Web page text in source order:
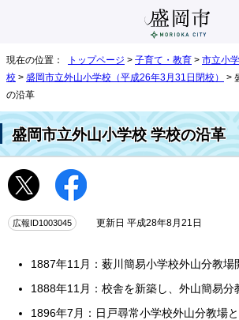
現在の位置： トップページ > 子育て・教育 > 市立小
校 > 盛岡市立外山小学校（平成26年3月31日閉校）
>
の沿革
盛岡市立外山小学校 学校の沿革
広報ID1003045 更新日 平成28年8月21日
1887年11月：薮川簡易小学校外山分教場
1888年11月：校舎を新築し、外山簡易分
1896年7月：日戸尋常小学校外山分教場